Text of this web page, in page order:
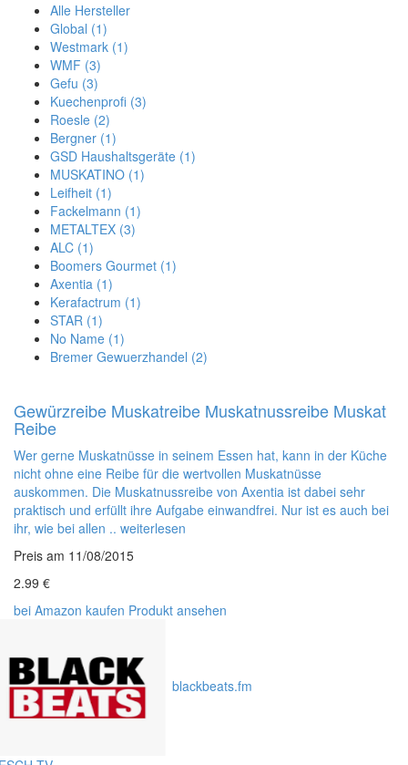
Alle Hersteller
Global (1)
Westmark (1)
WMF (3)
Gefu (3)
Kuechenprofi (3)
Roesle (2)
Bergner (1)
GSD Haushaltsgeräte (1)
MUSKATINO (1)
Leifheit (1)
Fackelmann (1)
METALTEX (3)
ALC (1)
Boomers Gourmet (1)
Axentia (1)
Kerafactrum (1)
STAR (1)
No Name (1)
Bremer Gewuerzhandel (2)
Gewürzreibe Muskatreibe Muskatnussreibe Muskat
Reibe
Wer gerne Muskatnüsse in seinem Essen hat, kann in der Küche
nicht ohne eine Reibe für die wertvollen Muskatnüsse
auskommen. Die Muskatnussreibe von Axentia ist dabei sehr
praktisch und erfüllt ihre Aufgabe einwandfrei. Nur ist es auch bei
ihr, wie bei allen .. weiterlesen
Preis am 11/08/2015
2.99 €
bei Amazon kaufen Produkt ansehen
blackbeats.fm